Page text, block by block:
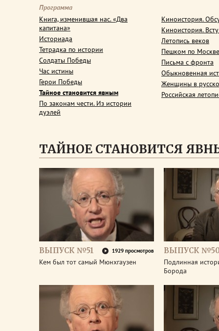
Программа
Книга, изменившая нас. «Два
капитана»
Историада
Тетрадка по истории
Солдаты Победы
Час истины
Герои Победы
Тайное становится явным
По законам чести. Из истории
дуэлей
Киноистория.
Киноистория.
Летопись веков
Пешком по Москве
Письма с фронта
Обыкновенная
Женщины в
Российская
ТАЙНОЕ СТАНОВИТСЯ
ВЫПУСК №51 1929 просмотров
Кем был тот самый Мюнхгаузен
ВЫПУСК
Подлинная
Борода